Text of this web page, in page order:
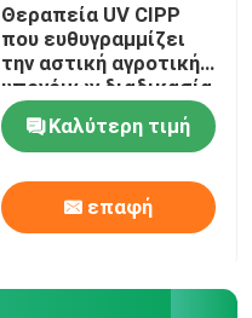
Θεραπεία UV CIPP
που ευθυγραμμίζει
την αστική αγροτική
υπονόμων διαδικασία
επένδυσης σωλήνων
σωλήνων
θεραπευμένη
επισκευή σε ισχύ
Καλύτερη τιμή
επαφή